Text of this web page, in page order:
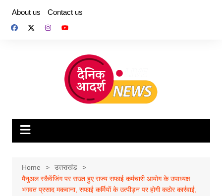
content
About us Contact us
Home
उत्तराखंड
मैनुअल स्कैवेंजिंग पर सख्त हुए राज्य सफाई कर्मचारी आयोग के उपाध्यक्ष
भगवत प्रसाद मकवाना, सफाई कर्मियों के उत्पीड़न पर होगी कठोर कार्रवाई,